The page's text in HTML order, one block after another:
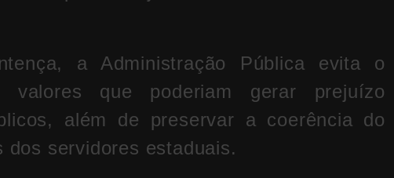
a Administração Pública evita o
valores que poderiam gerar prejuízo
além de preservar a coerência do
dos servidores estaduais.